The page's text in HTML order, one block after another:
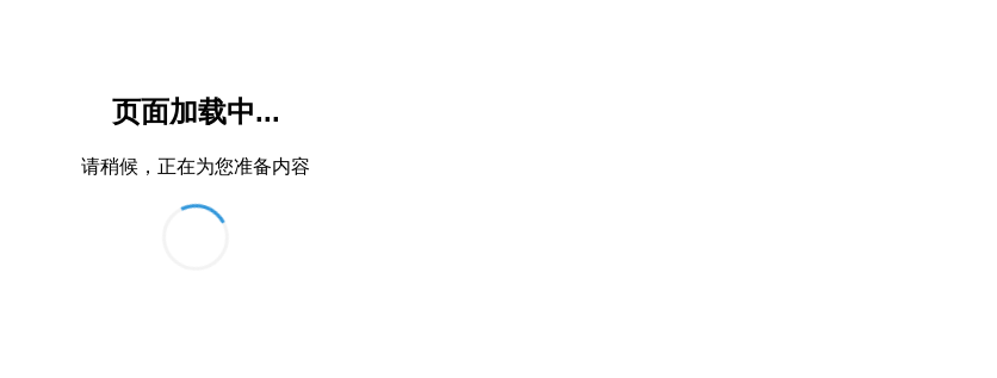
页面加载中...
请稍候，正在为您准备内容